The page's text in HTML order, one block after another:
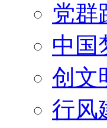
党群
中国
创文
行风